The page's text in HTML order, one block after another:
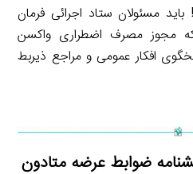
مسئولان ستاد اجرائی فرمان
مجوز مصرف اضطراری واکسن
افکار عمومی و مراجع ذیربط
ضوابط عرضه متادون